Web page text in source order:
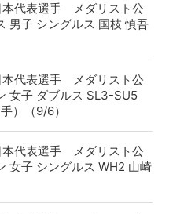
代表選手 メダリスト公
男子 シングルス 国枝 慎吾
代表選手 メダリスト公
女子 ダブルス SL3-SU5
）（9/6）
代表選手 メダリスト公
女子 シングルス WH2 山崎